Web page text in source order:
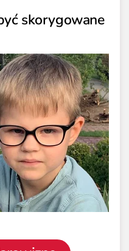
skorygowane